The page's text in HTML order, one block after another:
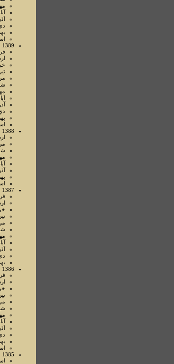
آذر
1389
تير
آذر
1388
آذر
1387
تير
آذر
1386
تير
آذر
1385